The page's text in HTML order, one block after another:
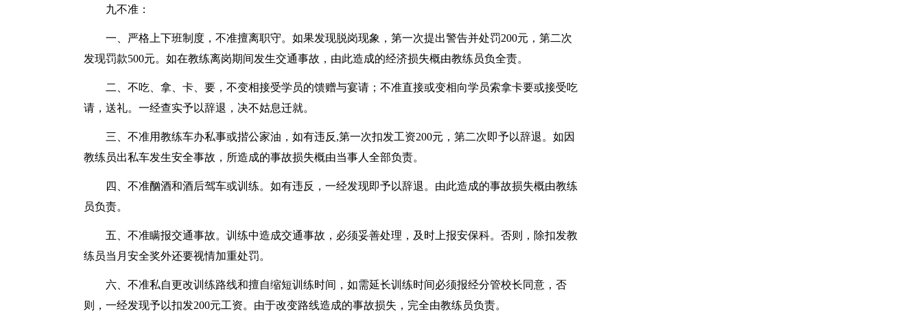
九不准：
一、严格上下班制度，不准擅离职守。如果发现脱岗现象，第一次提出警告并处罚200元，第二次
发现罚款500元。如在教练离岗期间发生交通事故，由此造成的经济损失概由教练员负全责。
二、不吃、拿、卡、要，不变相接受学员的馈赠与宴请；不准直接或变相向学员索拿卡要或接受吃
请，送礼。一经查实予以辞退，决不姑息迁就。
三、不准用教练车办私事或揩公家油，如有违反,第一次扣发工资200元，第二次即予以辞退。如因
教练员出私车发生安全事故，所造成的事故损失概由当事人全部负责。
四、不准酗酒和酒后驾车或训练。如有违反，一经发现即予以辞退。由此造成的事故损失概由教练
员负责。
五、不准瞒报交通事故。训练中造成交通事故，必须妥善处理，及时上报安保科。否则，除扣发教
练员当月安全奖外还要视情加重处罚。
六、不准私自更改训练路线和擅自缩短训练时间，如需延长训练时间必须报经分管校长同意，否
则，一经发现予以扣发200元工资。由于改变路线造成的事故损失，完全由教练员负责。